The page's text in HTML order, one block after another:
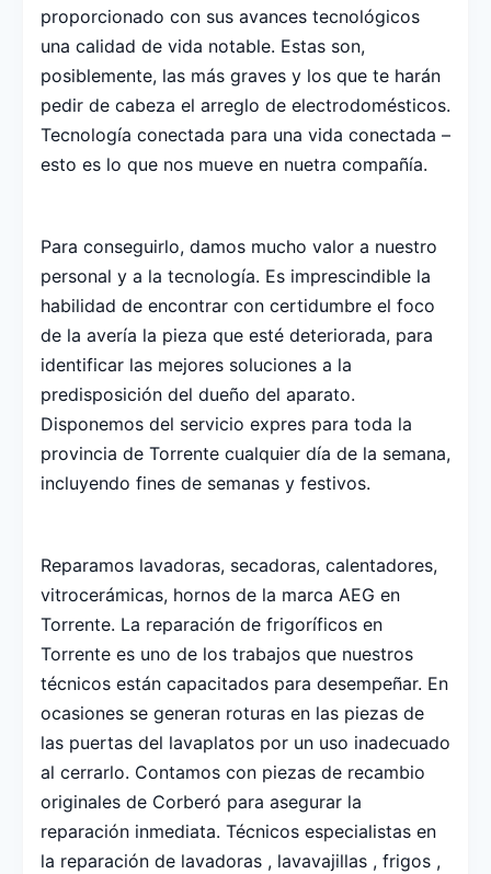
proporcionado con sus avances tecnológicos
una calidad de vida notable. Estas son,
posiblemente, las más graves y los que te harán
pedir de cabeza el arreglo de electrodomésticos.
Tecnología conectada para una vida conectada –
esto es lo que nos mueve en nuetra compañía.
Para conseguirlo, damos mucho valor a nuestro
personal y a la tecnología. Es imprescindible la
habilidad de encontrar con certidumbre el foco
de la avería la pieza que esté deteriorada, para
identificar las mejores soluciones a la
predisposición del dueño del aparato.
Disponemos del servicio expres para toda la
provincia de Torrente cualquier día de la semana,
incluyendo fines de semanas y festivos.
Reparamos lavadoras, secadoras, calentadores,
vitrocerámicas, hornos de la marca AEG en
Torrente. La reparación de frigoríficos en
Torrente es uno de los trabajos que nuestros
técnicos están capacitados para desempeñar. En
ocasiones se generan roturas en las piezas de
las puertas del lavaplatos por un uso inadecuado
al cerrarlo. Contamos con piezas de recambio
originales de Corberó para asegurar la
reparación inmediata. Técnicos especialistas en
la reparación de lavadoras , lavavajillas , frigos ,